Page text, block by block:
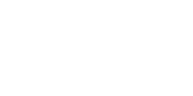
写真・名入れオリジナルラベル・シャンパン・